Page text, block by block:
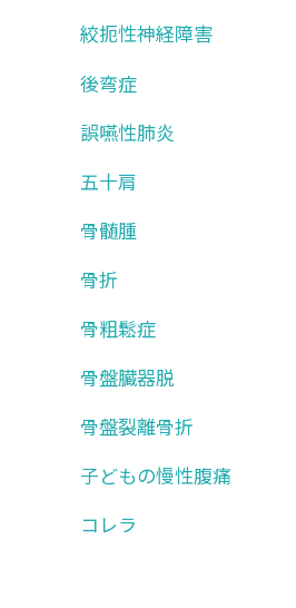
絞扼性神経障害
後弯症
誤嚥性肺炎
五十肩
骨髄腫
骨折
骨粗鬆症
骨盤臓器脱
骨盤裂離骨折
子どもの慢性腹痛
コレラ